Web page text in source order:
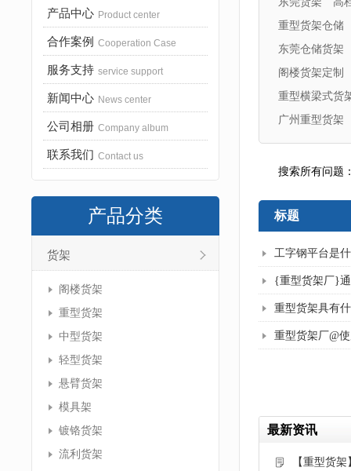
产品中心 Product center
合作案例 Cooperation Case
服务支持 service support
新闻中心 News center
公司相册 Company album
联系我们 Contact us
产品分类
货架
阁楼货架
重型货架
中型货架
轻型货架
悬臂货架
模具架
镀铬货架
流利货架
重型货架仓储
东莞仓储货架
阁楼货架定制
重型横梁式货
广州重型货架
搜索所有问题
标题
工字钢平台是
{重型货架厂}
重型货架具有
重型货架厂@
最新资讯
【重型货